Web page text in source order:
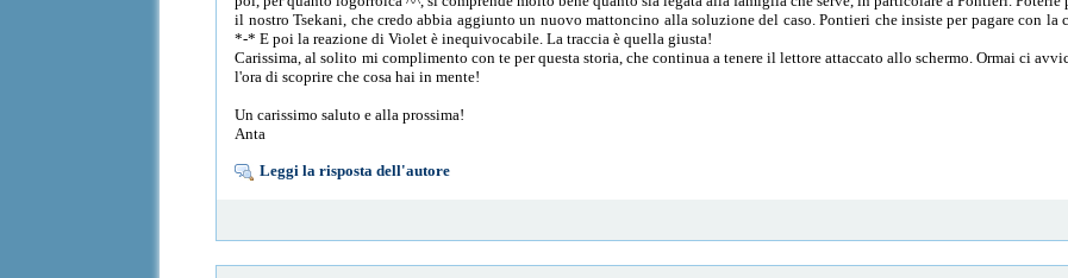
il nostro Tsekani, che credo abbia aggiunto un nuovo mattoncino alla soluzione del caso. Pontieri che insiste per pagare con la
*-* E poi la reazione di Violet è inequivocabile. La traccia è quella giusta!
Carissima, al solito mi complimento con te per questa storia, che continua a tenere il lettore attaccato allo schermo. Ormai ci
l'ora di scoprire che cosa hai in mente!
Un carissimo saluto e alla prossima!
Anta
Leggi la risposta dell'autore